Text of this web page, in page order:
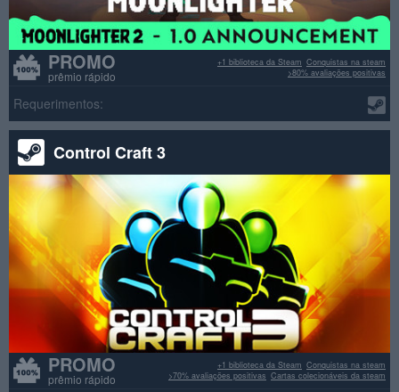
PROMO
prêmio rápido
Conquistas na steam
+1 biblioteca da Steam
>80% avaliações positivas
Requerimentos:
Control Craft 3
PROMO
prêmio rápido
Conquistas na steam
+1 biblioteca da Steam
Cartas colecionáveis da steam
>70% avaliações positivas